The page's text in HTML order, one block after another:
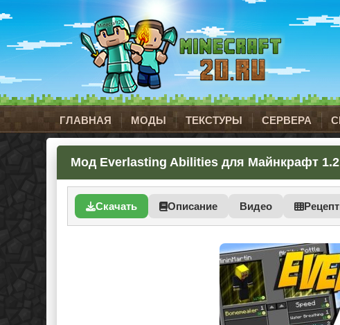
ГЛАВНАЯ МОДЫ ТЕКСТУРЫ СЕРВЕРА
Мод Everlasting Abilities для Майнкрафт
Скачать Описание Видео